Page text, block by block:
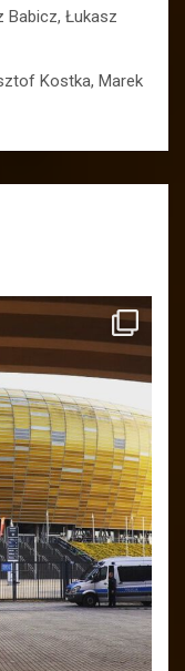
Babicz, Łukasz
Kostka, Marek